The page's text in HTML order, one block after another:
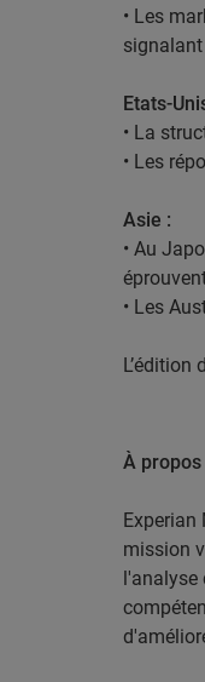
• Les
Etats-
• La
• Les
Asie :
• Au
• Les
L’édition
À propos
Experian
mission
l'analyse